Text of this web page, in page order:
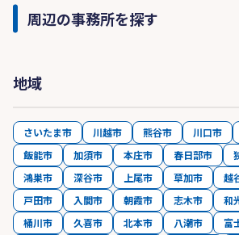
周辺の事務所を探す
地域
さいたま市 川越市 熊谷市 川口市
飯能市
加須市 本庄市 春日部市
鴻巣市
深谷市 上尾市 草加市 越
戸田市
入間市 朝霞市 志木市 和
桶川市
久喜市 北本市 八潮市 富